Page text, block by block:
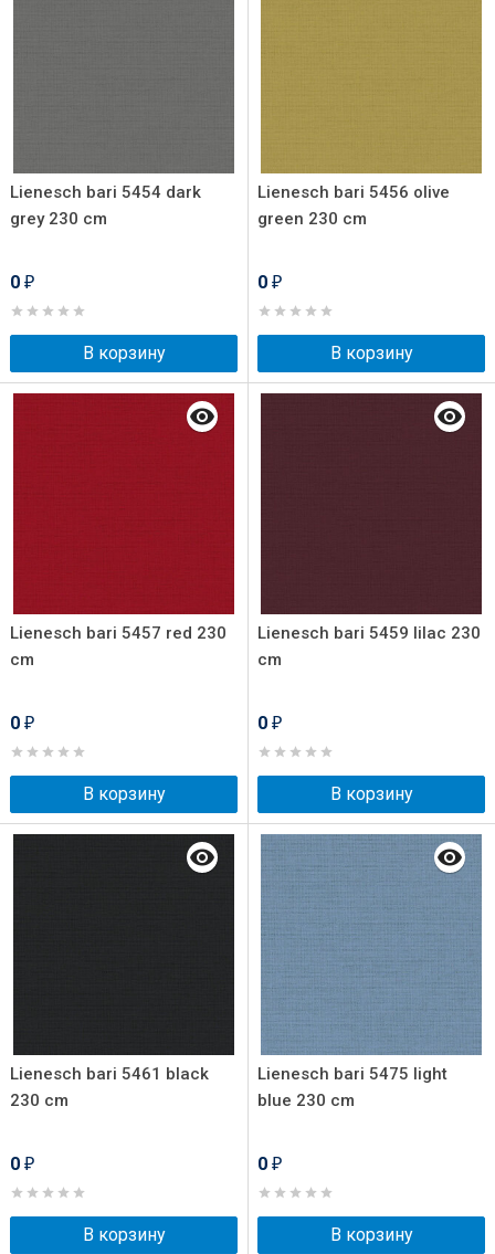
Lienesch bari 5454 dark
grey 230 cm
0 ₽
В корзину
Lienesch bari 5456 olive
green 230 cm
0 ₽
В корзину
Lienesch bari 5457 red 230
cm
0 ₽
В корзину
Lienesch bari 5459 lilac 230
cm
0 ₽
В корзину
Lienesch bari 5461 black
230 cm
0 ₽
В корзину
Lienesch bari 5475 light
blue 230 cm
0 ₽
В корзину